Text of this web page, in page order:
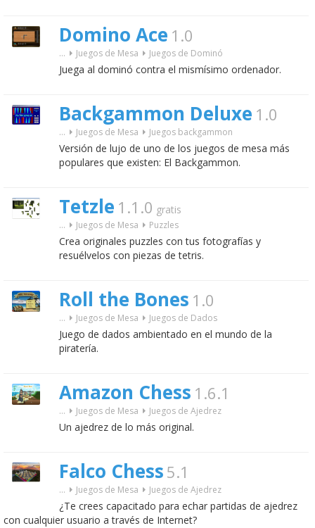
Domino Ace 1.0
... Juegos de Mesa Juegos de Dominó
Juega al dominó contra el mismísimo ordenador.
Backgammon Deluxe 1.0
... Juegos de Mesa Juegos backgammon
Versión de lujo de uno de los juegos de mesa más
populares que existen: El Backgammon.
Tetzle 1.1.0 gratis
... Juegos de Mesa Puzzles
Crea originales puzzles con tus fotografías y
resuélvelos con piezas de tetris.
Roll the Bones 1.0
... Juegos de Mesa Juegos de Dados
Juego de dados ambientado en el mundo de la
piratería.
Amazon Chess 1.6.1
... Juegos de Mesa Juegos de Ajedrez
Un ajedrez de lo más original.
Falco Chess 5.1
... Juegos de Mesa Juegos de Ajedrez
¿Te crees capacitado para echar partidas de ajedrez
con cualquier usuario a través de Internet?